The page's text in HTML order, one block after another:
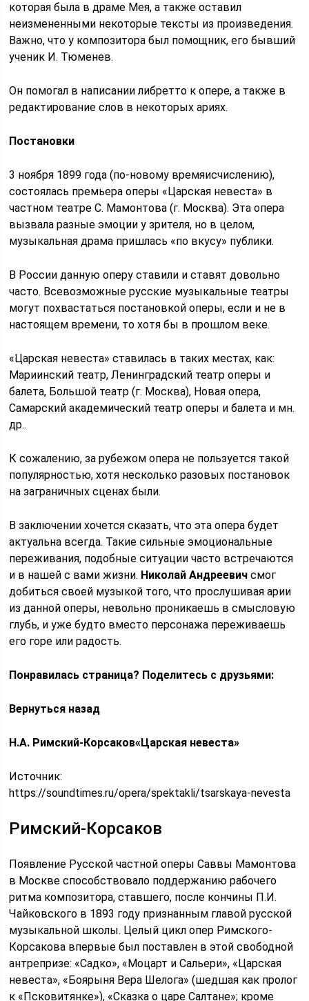
которая была в драме Мея, а также оставил
неизмененными некоторые тексты из произведения.
Важно, что у композитора был помощник, его бывший
ученик И. Тюменев.
Он помогал в написании либретто к опере, а также в
редактирование слов в некоторых ариях.
Постановки
3 ноября 1899 года (по-новому времяисчислению),
состоялась премьера оперы «Царская невеста» в
частном театре С. Мамонтова (г. Москва). Эта опера
вызвала разные эмоции у зрителя, но в целом,
музыкальная драма пришлась «по вкусу» публики.
В России данную оперу ставили и ставят довольно
часто. Всевозможные русские музыкальные театры
могут похвастаться постановкой оперы, если и не в
настоящем времени, то хотя бы в прошлом веке.
«Царская невеста» ставилась в таких местах, как:
Мариинский театр, Ленинградский театр оперы и
балета, Большой театр (г. Москва), Новая опера,
Самарский академический театр оперы и балета и мн.
др..
К сожалению, за рубежом опера не пользуется такой
популярностью, хотя несколько разовых постановок
на заграничных сценах были.
В заключении хочется сказать, что эта опера будет
актуальна всегда. Такие сильные эмоциональные
переживания, подобные ситуации часто встречаются
и в нашей с вами жизни. Николай Андреевич смог
добиться своей музыкой того, что прослушивая арии
из данной оперы, невольно проникаешь в смысловую
глубь, и уже будто вместо персонажа переживаешь
его горе или радость.
Понравилась страница? Поделитесь с друзьями:
Вернуться назад
Н.А. Римский-Корсаков«Царская невеста»
Источник:
https://soundtimes.ru/opera/spektakli/tsarskaya-nevesta
Римский-Корсаков
Появление Русской частной оперы Саввы Мамонтова
в Москве способствовало поддержанию рабочего
ритма композитора, ставшего, после кончины П.И.
Чайковского в 1893 году признанным главой русской
музыкальной школы. Целый цикл опер Римского-
Корсакова впервые был поставлен в этой свободной
антрепризе: «Садко», «Моцарт и Сальери», «Царская
невеста», «Боярыня Вера Шелога» (шедшая как пролог
к «Псковитянке»), «Сказка о царе Салтане»; кроме